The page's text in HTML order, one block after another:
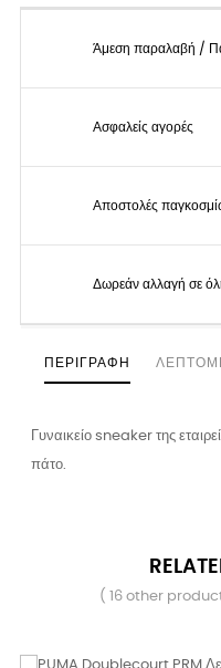
Άμεση παραλαβή /
Ασφαλείς αγορές
Αποστολές
Δωρεάν αλλαγή σε
ΠΕΡΙΓΡΑΦΉ
Γυναικείο sneaker της
πάτο.
( 16 other